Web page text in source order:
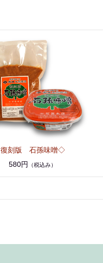
復刻版 石孫味噌◇
580円
（税込み）